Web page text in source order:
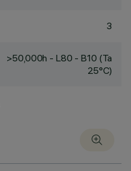
3
>50,000h - L80 - B10 (Ta
25°C)